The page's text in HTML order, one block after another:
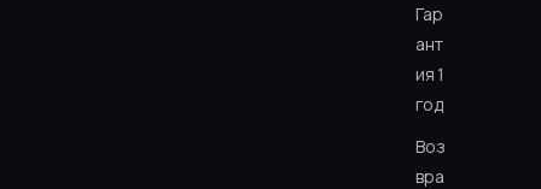
Гар
ант
ия 1
год
Воз
вра